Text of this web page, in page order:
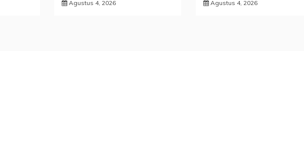
Agustus 4, 2026 Agustus 4, 2026